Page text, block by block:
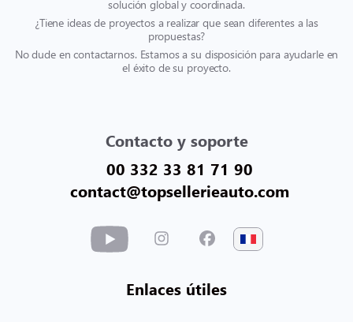
solución global y coordinada.
¿Tiene ideas de proyectos a realizar que sean diferentes a las
propuestas?
No dude en contactarnos. Estamos a su disposición para ayudarle en
el éxito de su proyecto.
Contacto y soporte
00 332 33 81 71 90
contact@topsellerieauto.com
Enlaces útiles